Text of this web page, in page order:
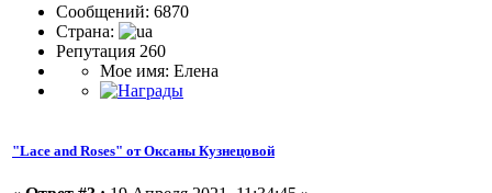
Сообщений: 6870
Страна:
Репутация 260
Мое имя: Елена
"Lace and Roses" от Оксаны Кузнецовой